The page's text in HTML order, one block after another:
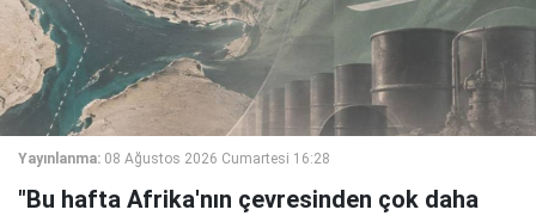
Yayınlanma: 08 Ağustos 2026 Cumartesi 16:28
"Bu hafta Afrika'nın çevresinden çok daha